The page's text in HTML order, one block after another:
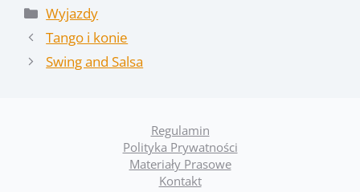
Kategorie
Wyjazdy
Tango i konie
Swing and Salsa
Regulamin
Polityka Prywatności
Materiały Prasowe
Kontakt